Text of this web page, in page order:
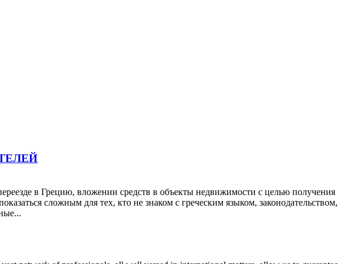
в Грецию, вложении средств в объекты недвижимости с целью получения
сложным для тех, кто не знаком с греческим языком, законодательством,